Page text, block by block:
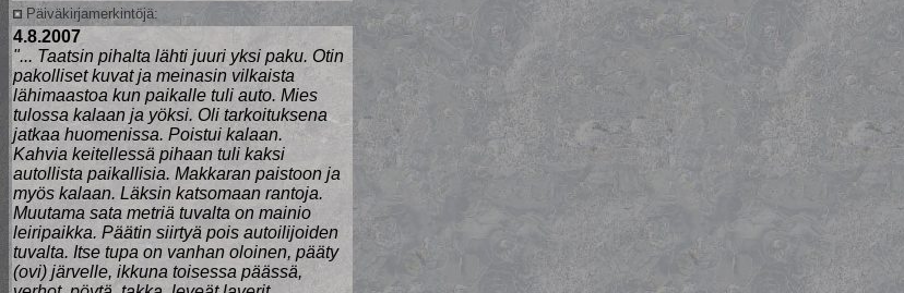
Päiväkirjamerkintöjä:
4.8.2007
"... Taatsin pihalta lähti juuri yksi paku. Otin
pakolliset kuvat ja meinasin vilkaista
lähimaastoa kun paikalle tuli auto. Mies
tulossa kalaan ja yöksi. Oli tarkoituksena
jatkaa huomenissa. Poistui kalaan.
Kahvia keitellessä pihaan tuli kaksi
autollista paikallisia. Makkaran paistoon ja
myös kalaan. Läksin katsomaan rantoja.
Muutama sata metriä tuvalta on mainio
leiripaikka. Päätin siirtyä pois autoilijoiden
tuvalta. Itse tupa on vanhan oloinen, pääty
(ovi) järvelle, ikkuna toisessa päässä,